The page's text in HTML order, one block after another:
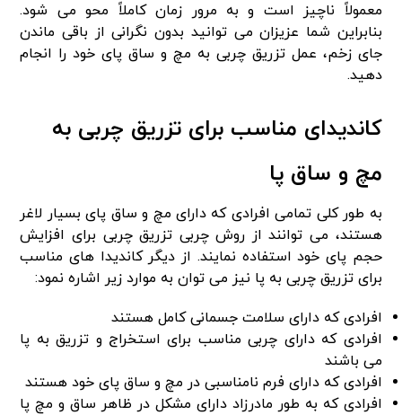
معمولاً ناچیز است و به‌ مرور زمان کاملاً محو می‌ شود.
بنابراین شما عزیزان می‌ توانید بدون نگرانی از باقی ماندن
جای زخم، عمل تزریق چربی به مچ و ساق پای خود را انجام
دهید.
کاندیدای مناسب برای تزریق چربی به
مچ و ساق پا
به‌ طور کلی تمامی افرادی که دارای مچ و ساق پای بسیار لاغر
هستند، می‌ توانند از روش چربی تزریق چربی برای افزایش
حجم پای خود استفاده نمایند. از دیگر کاندیدا های مناسب
برای تزریق چربی به پا نیز می‌ توان به موارد زیر اشاره نمود:
افرادی که دارای سلامت جسمانی کامل هستند
افرادی که دارای چربی مناسب برای استخراج و تزریق به پا
می‌ باشند
افرادی که دارای فرم نامناسبی در مچ و ساق پای خود هستند
افرادی که به‌ طور مادرزاد دارای مشکل در ظاهر ساق و مچ پا